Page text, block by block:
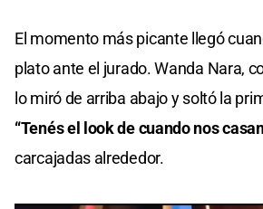
El momento más picante llegó
plato ante el jurado. Wanda Nara,
lo miró de arriba abajo y soltó la
“Tenés el look de cuando nos
carcajadas alrededor.